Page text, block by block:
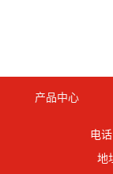
产品中心
电
地